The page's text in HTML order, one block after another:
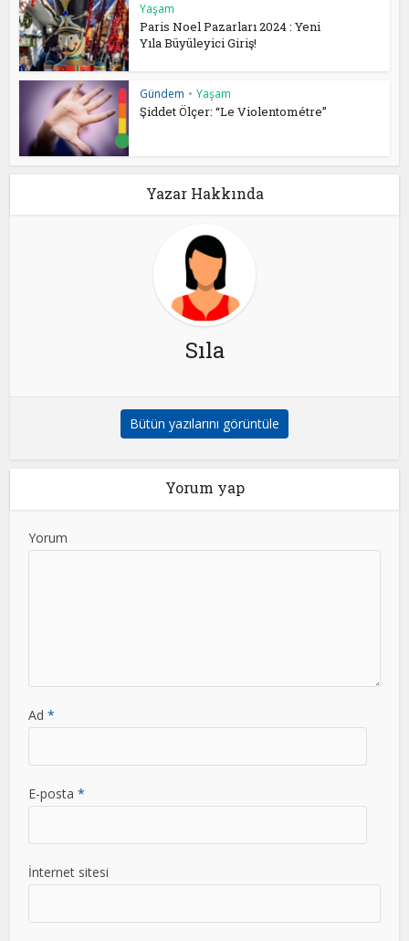
Yaşam
Paris Noel Pazarları 2024 : Yeni
Yıla Büyüleyici Giriş!
Gündem • Yaşam
Şiddet Ölçer: “Le Violentométre”
Yazar Hakkında
Sıla
Bütün yazılarını görüntüle
Yorum yap
Yorum
Ad*
E-posta*
İnternet sitesi